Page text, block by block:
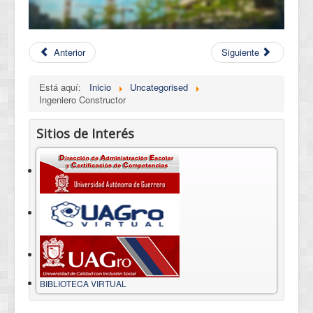
Anterior Siguiente
Está aquí: Inicio
Uncategorised
Ingeniero Constructor
Sitios de Interés
BIBLIOTECA VIRTUAL